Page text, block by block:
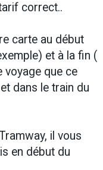
correct..
carte au début
et à la fin (
voyage que ce
dans le train du
il vous
en début du